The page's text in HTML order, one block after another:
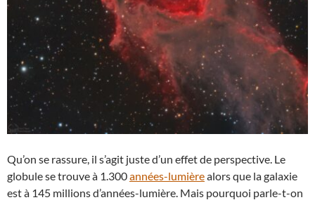
Qu’on se rassure, il s’agit juste d’un effet de perspective. Le
globule se trouve à 1.300années-lumièrealors que la galaxie
est à 145 millions d’années-lumière. Mais pourquoi parle-t-on